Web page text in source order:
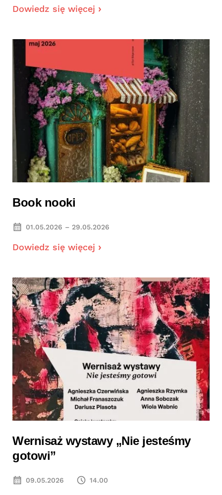
Dowiedz się więcej
Book nooki
01.05.2026 – 29.05.2026
Dowiedz się więcej
Wernisaż wystawy „Nie jesteśmy
gotowi”
09.05.2026 14.00